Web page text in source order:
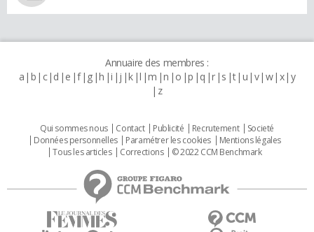
Annuaire des membres :
a b c d e f g h i j k l m n o p q r s t u v w x y
z
Qui sommes nous Contact Publicité Recrutement
Societé
Données personnelles
Paramétrer les cookies
Mentions légales
Tous les articles
Corrections © 2022 CCM Benchmark